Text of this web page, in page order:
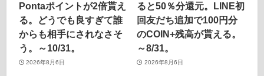
Pontaポイントが2倍貰え
る。どうでも良すぎて誰
からも相手にされなさそ
う。～10/31。
2026年8月6日
ると50％分還元。LINE初
回友だち追加で100円分
のCOIN+残高が貰える。
～8/31。
2026年8月6日